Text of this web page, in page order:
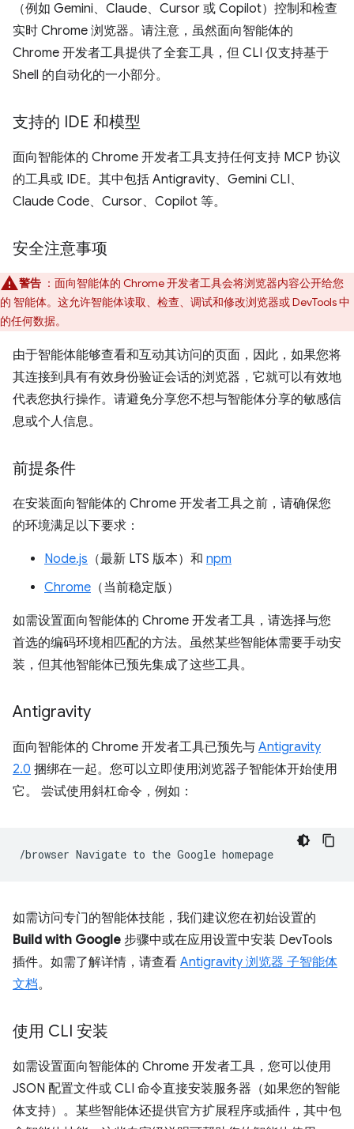
（例如 Gemini、Claude、Cursor 或 Copilot）控制和检查
实时 Chrome 浏览器。请注意，虽然面向智能体的
Chrome 开发者工具提供了全套工具，但 CLI 仅支持基于
Shell 的自动化的一小部分。
支持的 IDE 和模型
面向智能体的 Chrome 开发者工具支持任何支持 MCP 协议
的工具或 IDE。其中包括 Antigravity、Gemini CLI、
Claude Code、Cursor、Copilot 等。
安全注意事项
警告 ：面向智能体的 Chrome 开发者工具会将浏览器内容公开给您
的 智能体。这允许智能体读取、检查、调试和修改浏览器或 DevTools 中
的任何数据。
由于智能体能够查看和互动其访问的页面，因此，如果您将
其连接到具有有效身份验证会话的浏览器，它就可以有效地
代表您执行操作。请避免分享您不想与智能体分享的敏感信
息或个人信息。
前提条件
在安装面向智能体的 Chrome 开发者工具之前，请确保您
的环境满足以下要求：
Node.js （最新 LTS 版本）和 npm
Chrome （当前稳定版）
如需设置面向智能体的 Chrome 开发者工具，请选择与您
首选的编码环境相匹配的方法。虽然某些智能体需要手动安
装，但其他智能体已预先集成了这些工具。
Antigravity
面向智能体的 Chrome 开发者工具已预先与 Antigravity
2.0 捆绑在一起。您可以立即使用浏览器子智能体开始使用
它。 尝试使用斜杠命令，例如：
/browser Navigate to the Google
如需访问专门的智能体技能，我们建议您在初始设置的
Build with Google 步骤中或在应用设置中安装 DevTools
插件。如需了解详情，请查看 Antigravity 浏览器 子智能体
文档。
使用 CLI 安装
如需设置面向智能体的 Chrome 开发者工具，您可以使用
JSON 配置文件或 CLI 命令直接安装服务器（如果您的智能
体支持）。某些智能体还提供官方扩展程序或插件，其中包